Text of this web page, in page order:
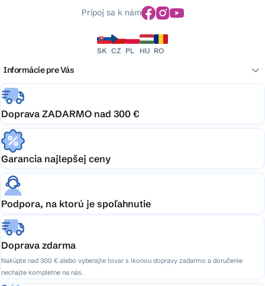
Pripoj sa k nám
SK CZ PL HU RO
Informácie pre Vás
Doprava ZADARMO nad 300 €
Garancia najlepšej ceny
Podpora, na ktorú je spoľahnutie
Doprava zdarma
Nakúpte nad 300 € alebo vyberajte tovar s ikonou dopravy zadarmo a doručenie
nechajte kompletne na nás.